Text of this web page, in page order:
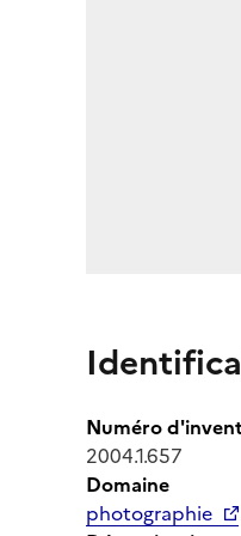
Numéro
2004.1.657
Domaine
photographie